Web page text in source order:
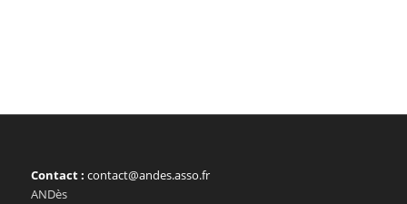
Contact : contact@andes.asso.fr
ANDès